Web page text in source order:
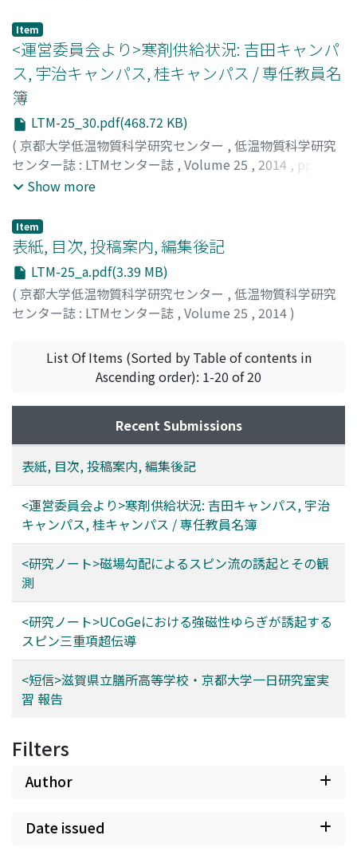
Item
<運営委員会より>寒剤供給状況: 吉田キャンパ
ス, 宇治キャンパス, 桂キャンパス / 専任教員名
簿
LTM-25_30.pdf(468.72 KB)
( 京都大学低温物質科学研究センター , 低温物質科学研究
センター誌 : LTMセンター誌 , Volume 25 , 2014 , pp.30-
32)
Show more
Item
表紙, 目次, 投稿案内, 編集後記
LTM-25_a.pdf(3.39 MB)
( 京都大学低温物質科学研究センター , 低温物質科学研究
センター誌 : LTMセンター誌 , Volume 25 , 2014)
List Of Items (Sorted by Table of contents in
Ascending order): 1-20 of 20
Recent Submissions
表紙, 目次, 投稿案内, 編集後記
<運営委員会より>寒剤供給状況: 吉田キャンパス, 宇治
キャンパス, 桂キャンパス / 専任教員名簿
<研究ノート>磁場勾配によるスピン流の誘起とその観
測
<研究ノート>UCoGeにおける強磁性ゆらぎが誘起する
スピン三重項超伝導
<短信>滋賀県立膳所高等学校・京都大学一日研究室実
習 報告
Filters
Author
Date issued